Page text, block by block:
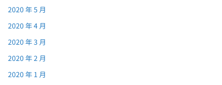
2020 年 5 月
2020 年 4 月
2020 年 3 月
2020 年 2 月
2020 年 1 月